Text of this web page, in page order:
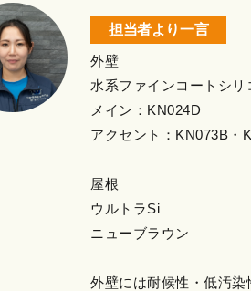
担当者より一言
外壁
水系ファインコートシリ
メイン：KN024D
アクセント：KN073B・
屋根
ウルトラSi
ニューブラウン
外壁には耐候性・低汚